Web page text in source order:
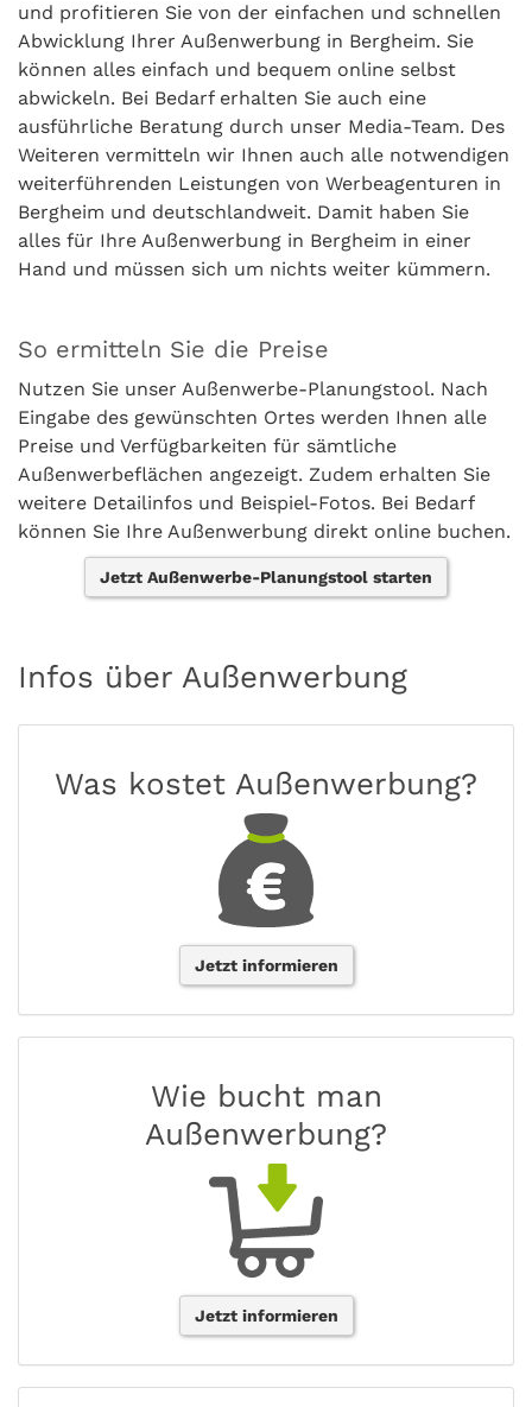
und profitieren Sie von der einfachen und schnellen
Abwicklung Ihrer Außenwerbung in Bergheim. Sie
können alles einfach und bequem online selbst
abwickeln. Bei Bedarf erhalten Sie auch eine
ausführliche Beratung durch unser Media-Team. Des
Weiteren vermitteln wir Ihnen auch alle notwendigen
weiterführenden Leistungen von Werbeagenturen in
Bergheim und deutschlandweit. Damit haben Sie
alles für Ihre Außenwerbung in Bergheim in einer
Hand und müssen sich um nichts weiter kümmern.
So ermitteln Sie die Preise
Nutzen Sie unser Außenwerbe-Planungstool. Nach
Eingabe des gewünschten Ortes werden Ihnen alle
Preise und Verfügbarkeiten für sämtliche
Außenwerbeflächen angezeigt. Zudem erhalten Sie
weitere Detailinfos und Beispiel-Fotos. Bei Bedarf
können Sie Ihre Außenwerbung direkt online buchen.
Jetzt Außenwerbe-Planungstool starten
Infos über Außenwerbung
Was kostet Außenwerbung?
Jetzt informieren
Wie bucht man
Außenwerbung?
Jetzt informieren